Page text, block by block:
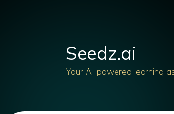
Seedz.ai
Your AI powered learning